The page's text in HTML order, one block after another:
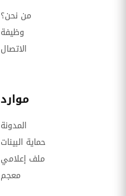
من نحن؟
وظيفة
الاتصال
موارد
المدونة
حماية البينات
ملف إعلامي
معجم